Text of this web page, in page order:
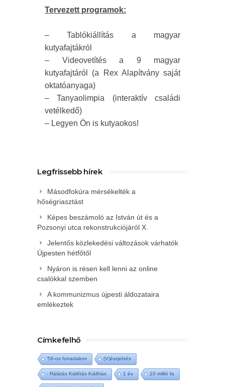
Tervezett programok:
– Tablókiállítás a magyar
kutyafajtákról
– Videovetítés a 9 magyar
kutyafajtáról (a Rex Alapítvány saját
oktatóanyaga)
– Tanyaolimpia (interaktív családi
vetélkedő)
– Legyen Ön is kutyaokos!
Legfrissebb hírek
Másodfokúra mérsékelték a
hőségriasztást
Képes beszámoló az István út és a
Pozsonyi utca rekonstrukciójáról X.
Jelentős közlekedési változások várhatók
Újpesten hétfőtől
Nyáron is résen kell lenni az online
csalókkal szemben
A kommunizmus újpesti áldozataira
emlékeztek
Címkefelhő
'56-os forradalom (V)észjelzés
- Rálátás Kiállítás Kiállítás 1 év 10 millió fa